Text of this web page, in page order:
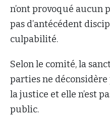
n’ont provoqué aucun
pas d’antécédent
culpabilité.
Selon le comité, la
parties ne
la justice et elle n’est
public.